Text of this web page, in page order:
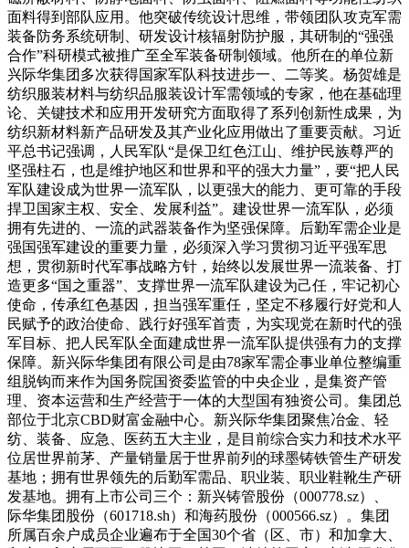
面料得到部队应用。他突破传统设计思维，带领团队攻克军需
装备防务系统研制、研发设计核辐射防护服，其研制的“强强
合作”科研模式被推广至全军装备研制领域。他所在的单位新
兴际华集团多次获得国家军队科技进步一、二等奖。杨贺雄是
纺织服装材料与纺织品服装设计军需领域的专家，他在基础理
论、关键技术和应用开发研究方面取得了系列创新性成果，为
纺织新材料新产品研发及其产业化应用做出了重要贡献。习近
平总书记强调，人民军队“是保卫红色江山、维护民族尊严的
坚强柱石，也是维护地区和世界和平的强大力量”，要“把人民
军队建设成为世界一流军队，以更强大的能力、更可靠的手段
捍卫国家主权、安全、发展利益”。建设世界一流军队，必须
拥有先进的、一流的武器装备作为坚强保障。后勤军需企业是
强国强军建设的重要力量，必须深入学习贯彻习近平强军思
想，贯彻新时代军事战略方针，始终以发展世界一流装备、打
造更多“国之重器”、支撑世界一流军队建设为己任，牢记初心
使命，传承红色基因，担当强军重任，坚定不移履行好党和人
民赋予的政治使命、践行好强军首责，为实现党在新时代的强
军目标、把人民军队全面建成世界一流军队提供强有力的支撑
保障。新兴际华集团有限公司是由78家军需企事业单位整编重
组脱钩而来作为国务院国资委监管的中央企业，是集资产管
理、资本运营和生产经营于一体的大型国有独资公司。集团总
部位于北京CBD财富金融中心。新兴际华集团聚焦冶金、轻
纺、装备、应急、医药五大主业，是目前综合实力和技术水平
位居世界前茅、产量销量居于世界前列的球墨铸铁管生产研发
基地；拥有世界领先的后勤军需品、职业装、职业鞋靴生产研
发基地。拥有上市公司三个：新兴铸管股份（000778.sz）、
际华集团股份（601718.sh）和海药股份（000566.sz）。集团
所属百余户成员企业遍布于全国30个省（区、市）和加拿大、